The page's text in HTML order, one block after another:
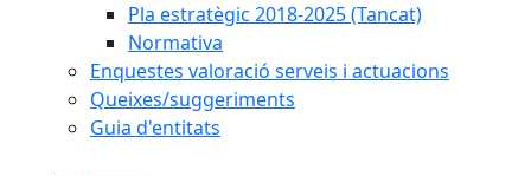
Pla estratègic 2018-2025 (Tancat)
Normativa
Enquestes valoració serveis i actuacions
Queixes/suggeriments
Guia d'entitats